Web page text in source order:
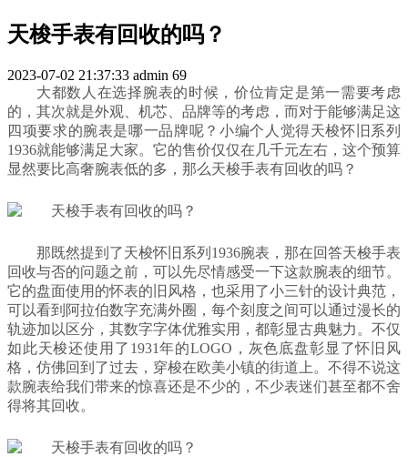
天梭手表有回收的吗？
2023-07-02 21:37:33 admin 69
大都数人在选择腕表的时候，价位肯定是第一需要考虑
的，其次就是外观、机芯、品牌等的考虑，而对于能够满足这
四项要求的腕表是哪一品牌呢？小编个人觉得天梭怀旧系列
1936就能够满足大家。它的售价仅仅在几千元左右，这个预算
显然要比高奢腕表低的多，那么天梭手表有回收的吗？
那既然提到了天梭怀旧系列1936腕表，那在回答天梭手表
回收与否的问题之前，可以先尽情感受一下这款腕表的细节。
它的盘面使用的怀表的旧风格，也采用了小三针的设计典范，
可以看到阿拉伯数字充满外圈，每个刻度之间可以通过漫长的
轨迹加以区分，其数字字体优雅实用，都彰显古典魅力。不仅
如此天梭还使用了1931年的LOGO，灰色底盘彰显了怀旧风
格，仿佛回到了过去，穿梭在欧美小镇的街道上。不得不说这
款腕表给我们带来的惊喜还是不少的，不少表迷们甚至都不舍
得将其回收。